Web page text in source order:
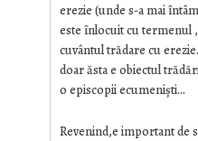
erezie (unde s-a mai
este înlocuit cu termenul
cuvântul trădare cu
doar ăsta e obiectul
o episcopii ecumeniști…
Revenind,e important de